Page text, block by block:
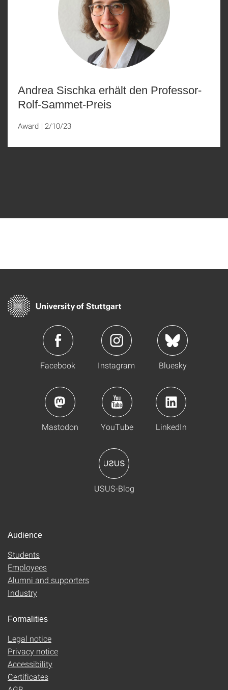
Andrea Sischka erhält den Professor-
Rolf-Sammet-Preis
Award 2/10/23
Facebook Instagram Bluesky
Mastodon YouTube LinkedIn
USUS-Blog
Audience
Students
Employees
Alumni and supporters
Industry
Formalities
Legal notice
Privacy notice
Accessibility
Certificates